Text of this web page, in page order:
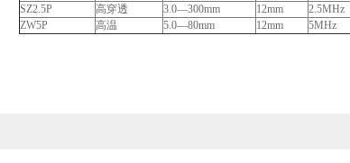
SZ2.5P
高穿透 3.0—300mm 12mm
2.5MHz
ZW5P
高温 5.0—80mm 12mm 5MHz